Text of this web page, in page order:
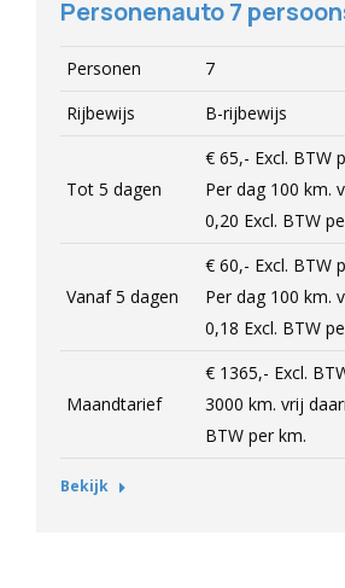
Personenauto 7
Personen
7
Rijbewijs
B-rijbewijs
Tot 5 dagen
€ 65,- Excl. BTW
Per dag 100 km.
0,20 Excl. BTW
Vanaf 5 dagen
€ 60,- Excl. BTW
Per dag 100 km.
0,18 Excl. BTW
Maandtarief
€ 1365,- Excl.
3000 km. vrij
BTW per km.
Bekijk